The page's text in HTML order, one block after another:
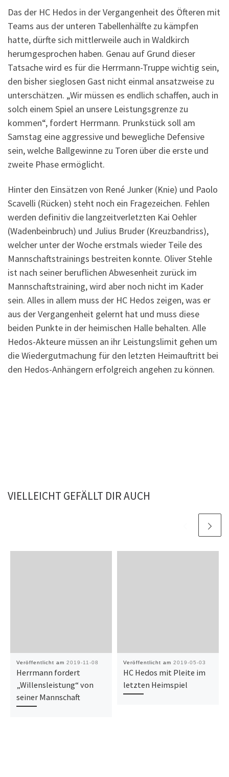
Das der HC Hedos in der Vergangenheit des Öfteren mit
Teams aus der unteren Tabellenhälfte zu kämpfen
hatte, dürfte sich mittlerweile auch in Waldkirch
herumgesprochen haben. Genau auf Grund dieser
Tatsache wird es für die Herrmann-Truppe wichtig sein,
den bisher sieglosen Gast nicht einmal ansatzweise zu
unterschätzen. „Wir müssen es endlich schaffen, auch in
solch einem Spiel an unsere Leistungsgrenze zu
kommen“, fordert Herrmann. Prunkstück soll am
Samstag eine aggressive und bewegliche Defensive
sein, welche Ballgewinne zu Toren über die erste und
zweite Phase ermöglicht.
Hinter den Einsätzen von René Junker (Knie) und Paolo
Scavelli (Rücken) steht noch ein Fragezeichen. Fehlen
werden definitiv die langzeitverletzten Kai Oehler
(Wadenbeinbruch) und Julius Bruder (Kreuzbandriss),
welcher unter der Woche erstmals wieder Teile des
Mannschaftstrainings bestreiten konnte. Oliver Stehle
ist nach seiner beruflichen Abwesenheit zurück im
Mannschaftstraining, wird aber noch nicht im Kader
sein. Alles in allem muss der HC Hedos zeigen, was er
aus der Vergangenheit gelernt hat und muss diese
beiden Punkte in der heimischen Halle behalten. Alle
Hedos-Akteure müssen an ihr Leistungslimit gehen um
die Wiedergutmachung für den letzten Heimauftritt bei
den Hedos-Anhängern erfolgreich angehen zu können.
VIELLEICHT GEFÄLLT DIR AUCH
Veröffentlicht am 2019-11-08
Herrmann fordert
„Willensleistung“ von
seiner Mannschaft
Veröffentlicht am 2019-05-03
HC Hedos mit Pleite im
letzten Heimspiel